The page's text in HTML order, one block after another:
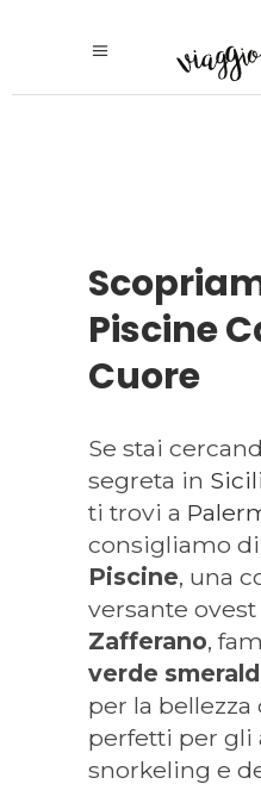
Piscine
Cuore
Se stai
segreta in
ti trovi a
consigliamo
Piscine, una
versante ovest
Zafferano,
verde
per la
perfetti per gli
snorkeling e